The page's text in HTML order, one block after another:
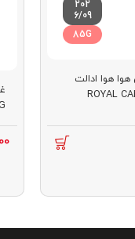
202
6/09
85G
هوا ادالت
ROYAL